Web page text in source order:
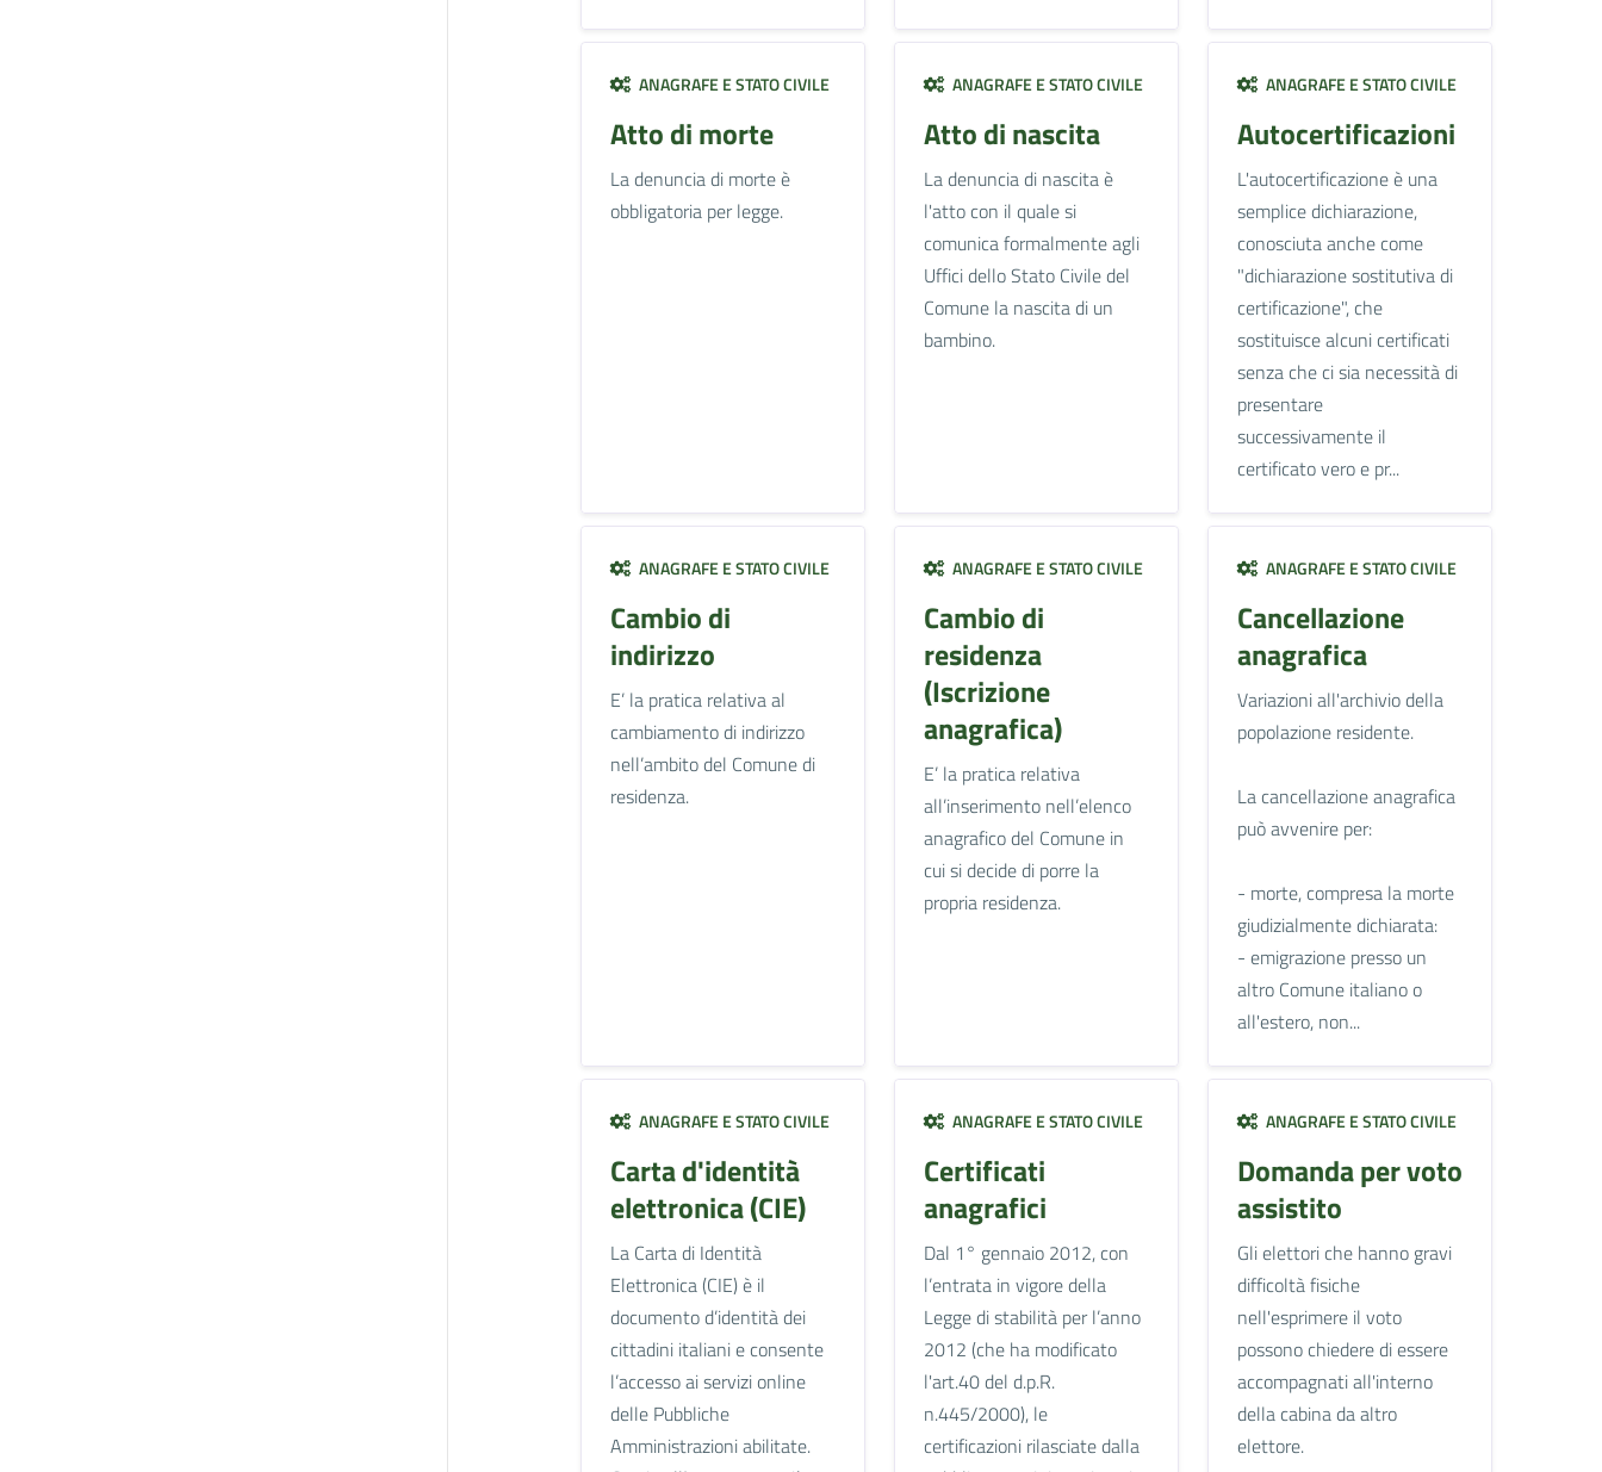
ANAGRAFE E STATO CIVILE
Atto di morte
La denuncia di morte è
obbligatoria per legge.
ANAGRAFE E STATO CIVILE
Atto di nascita
La denuncia di nascita è
l'atto con il quale si
comunica formalmente agli
Uffici dello Stato Civile del
Comune la nascita di un
bambino.
ANAGRAFE E STATO CIVILE
Autocertificazioni
L'autocertificazione è una
semplice dichiarazione,
conosciuta anche come
"dichiarazione sostitutiva di
certificazione", che
sostituisce alcuni certificati
senza che ci sia necessità di
presentare
successivamente il
certificato vero e pr...
ANAGRAFE E STATO CIVILE
Cambio di
indirizzo
E’ la pratica relativa al
cambiamento di indirizzo
nell’ambito del Comune di
residenza.
ANAGRAFE E STATO CIVILE
Cambio di
residenza
(Iscrizione
anagrafica)
E’ la pratica relativa
all’inserimento nell’elenco
anagrafico del Comune in
cui si decide di porre la
propria residenza.
ANAGRAFE E STATO CIVILE
Cancellazione
anagrafica
Variazioni all'archivio della
popolazione residente.
La cancellazione anagrafica
può avvenire per:
- morte, compresa la morte
giudizialmente dichiarata:
- emigrazione presso un
altro Comune italiano o
all'estero, non...
ANAGRAFE E STATO CIVILE
Carta d'identità
elettronica (CIE)
La Carta di Identità
Elettronica (CIE) è il
documento d’identità dei
cittadini italiani e consente
l’accesso ai servizi online
delle Pubbliche
Amministrazioni abilitate.
ANAGRAFE E STATO CIVILE
Certificati
anagrafici
Dal 1° gennaio 2012, con
l’entrata in vigore della
Legge di stabilità per l’anno
2012 (che ha modificato
l'art.40 del d.p.R.
n.445/2000), le
certificazioni rilasciate dalla
ANAGRAFE E STATO CIVILE
Domanda per voto
assistito
Gli elettori che hanno gravi
difficoltà fisiche
nell'esprimere il voto
possono chiedere di essere
accompagnati all'interno
della cabina da altro
elettore.